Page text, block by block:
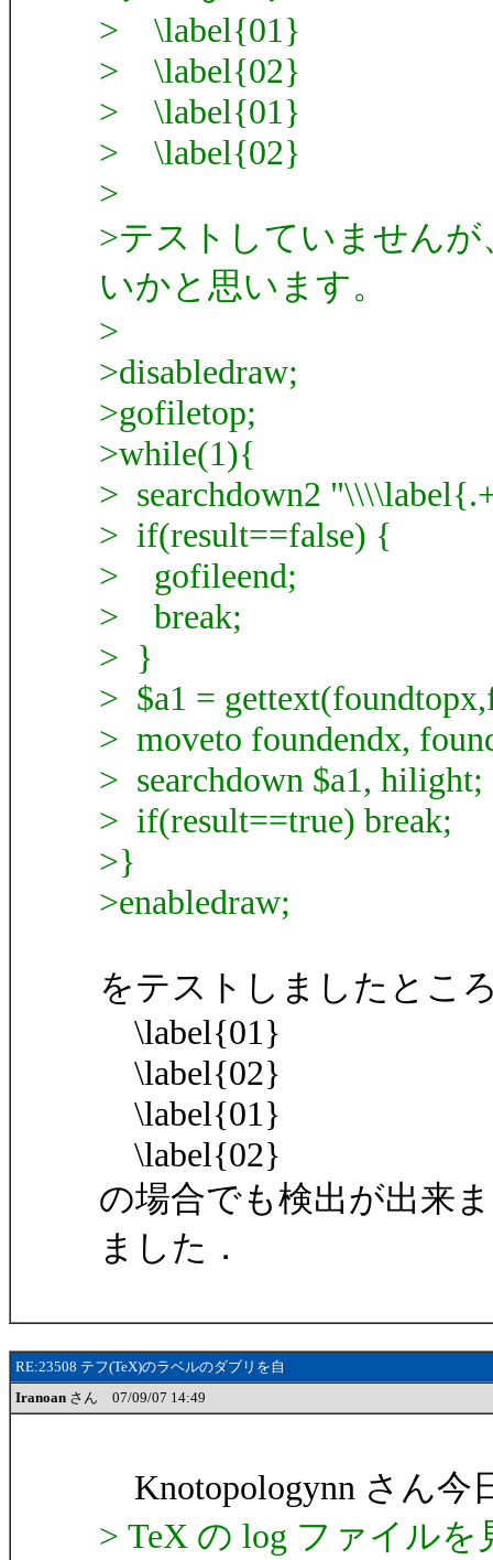
> \label{01}
> \label{02}
> \label{01}
> \label{02}
>
>テストしていません
いかと思います。
>
>disabledraw;
>gofiletop;
>while(1){
> searchdown2
> if(result==false) {
> gofileend;
> break;
> }
> $a1 =
> moveto foundendx,
> searchdown $a1, hilight;
> if(result==true) break;
>}
>enabledraw;
をテストしましたとこ
\label{01}
\label{02}
\label{01}
\label{02}
の場合でも検出が出来
ました．
RE:23508 テフ(TeX)のラベルのダブリを自
Iranoan さん 07/09/07 14:49
Knotopologynn さん今
> TeX の log ファイル